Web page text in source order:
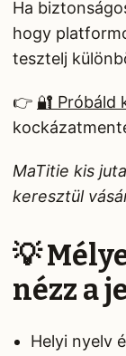
Ha
hogy
tesztelj
👉 🔐 Próbáld
MaTitie kis
keresztül
💡
nézz a
Helyi nyelv